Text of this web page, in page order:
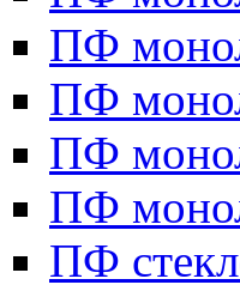
ПФ
ПФ
ПФ
ПФ
ПФ